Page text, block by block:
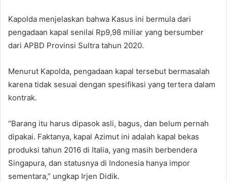
Kapolda menjelaskan bahwa Kasus ini bermula dari
pengadaan kapal senilai Rp9,98 miliar yang bersumber
dari APBD Provinsi Sultra tahun 2020.
Menurut Kapolda, pengadaan kapal tersebut bermasalah
karena tidak sesuai dengan spesifikasi yang tertera dalam
kontrak.
“Barang itu harus dipasok asli, bagus, dan belum pernah
dipakai. Faktanya, kapal Azimut ini adalah kapal bekas
produksi tahun 2016 di Italia, yang masih berbendera
Singapura, dan statusnya di Indonesia hanya impor
sementara,” ungkap Irjen Didik.